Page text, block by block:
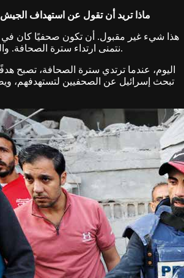
ماذا تريد أن تقول عن استهداف الجيش
هذا شيء غير مقبول. أن تكون صحفيًا كان في
نتمنى ارتداء سترة الصحافة. واليوم، أصبح الأمر جريمة.
اليوم، عندما ترتدي سترة الصحافة، تصبح
تبحث إسرائيل عن الصحفيين لتستهدفهم،